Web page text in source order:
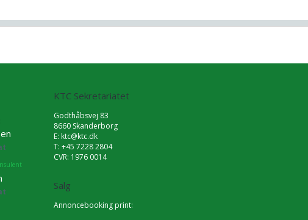
KTC Sekretariatet
Godthåbsvej 83
8660 Skanderborg
E: ktc@ktc.dk
T: +45 7228 2804
CVR: 1976 0014
Salg
Annoncebooking print: